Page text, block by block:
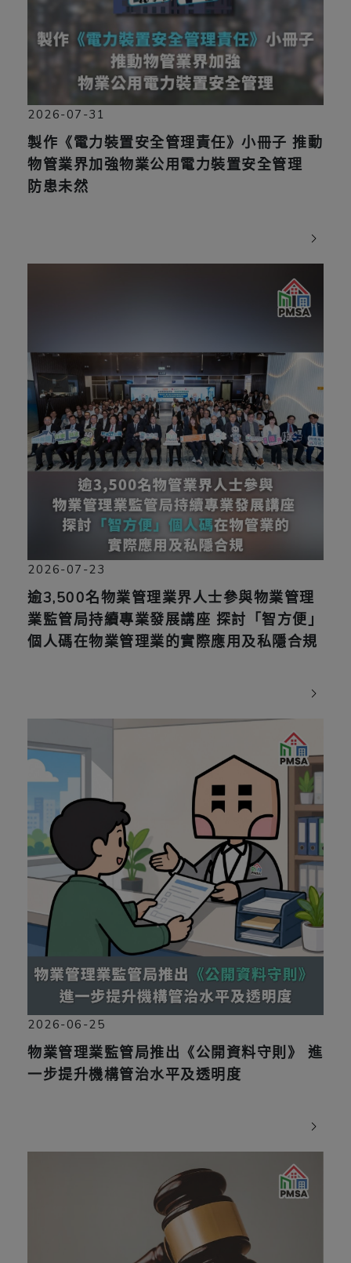
2026-07-31
製作《電力裝置安全管理責任》小冊子 推動
物管業界加強物業公用電力裝置安全管理
防患未然
2026-07-23
逾3,500名物業管理業界人士參與物業管理
業監管局持續專業發展講座 探討「智方便」
個人碼在物業管理業的實際應用及私隱合規
2026-06-25
物業管理業監管局推出《公開資料守則》 進
一步提升機構管治水平及透明度